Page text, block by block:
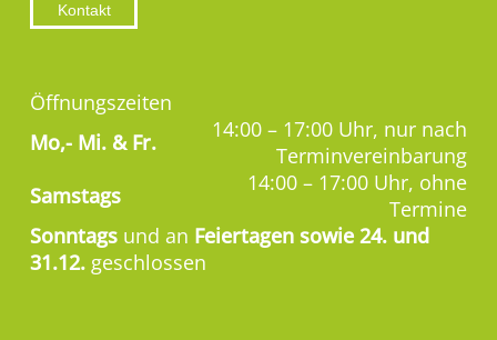
Kontakt
Öffnungszeiten
Mo,- Mi. & Fr.
14:00 – 17:00 Uhr, nur nach
Terminvereinbarung
Samstags
14:00 – 17:00 Uhr, ohne
Termine
Sonntags und an Feiertagen sowie 24. und
31.12. geschlossen